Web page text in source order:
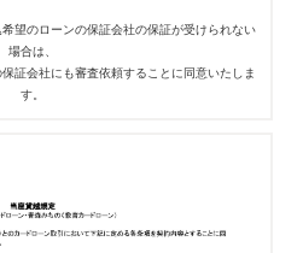
望のローンの保証会社の保証が受けられない
場合は、
証会社にも審査依頼することに同意いたしま
す。